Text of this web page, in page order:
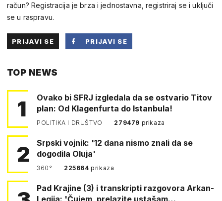
račun? Registracija je brza i jednostavna, registriraj se i uključi
se u raspravu.
PRIJAVI SE
PRIJAVI SE
TOP NEWS
1
Ovako bi SFRJ izgledala da se ostvario Titov
plan: Od Klagenfurta do Istanbula!
POLITIKA I DRUŠTVO 279479 prikaza
2
Srpski vojnik: '12 dana nismo znali da se
dogodila Oluja'
360° 225664prikaza
Pad Krajine (3) i transkripti razgovora Arkan-
Legija: 'Čujem, prelazite ustašam…